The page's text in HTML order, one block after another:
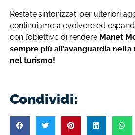
Restate sintonizzati per ulteriori
continuiamo a evolvere ed
con l’obiettivo di rendere Manet
sempre più all’avanguardia
nel turismo!
Condividi: